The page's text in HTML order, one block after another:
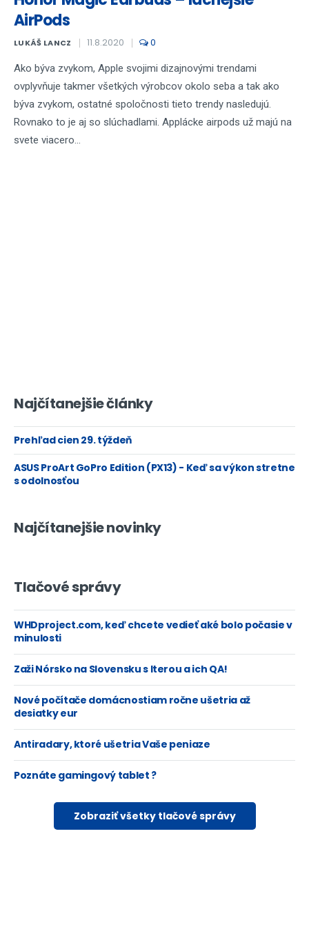
AirPods
LUKÁŠ LANCZ 11.8.2020 0
Ako býva zvykom, Apple svojimi dizajnovými trendami
ovplyvňuje takmer všetkých výrobcov okolo seba a tak ako
býva zvykom, ostatné spoločnosti tieto trendy nasledujú.
Rovnako to je aj so slúchadlami. Applácke airpods už majú na
svete viacero...
Najčítanejšie články
Prehľad cien 29. týždeň
ASUS ProArt GoPro Edition (PX13) - Keď sa výkon stretne
s odolnosťou
Najčítanejšie novinky
Tlačové správy
WHDproject.com, keď chcete vedieť aké bolo počasie v
minulosti
Zaži Nórsko na Slovensku s Iterou a ich QA!
Nové počítače domácnostiam ročne ušetria až
desiatky eur
Antiradary, ktoré ušetria Vaše peniaze
Poznáte gamingový tablet ?
Zobraziť všetky tlačové správy